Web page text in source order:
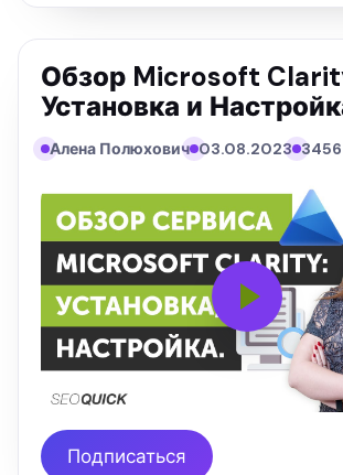
Обзор Microsoft
Установка и
Алена Полюхович 03.08.2023 3456
Подписаться